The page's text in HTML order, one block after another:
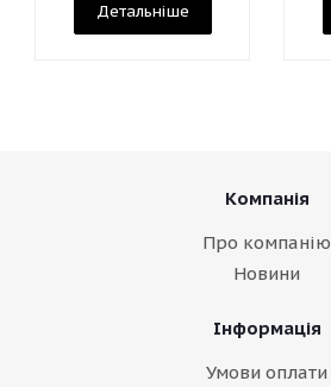
Детальніше
Компанія
Про компанію
Новини
Інформація
Умови оплати